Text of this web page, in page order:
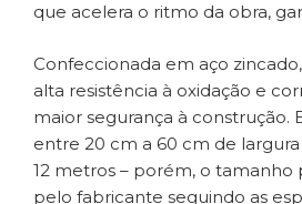
que acelera o ritmo da obra,
Confeccionada em aço
alta resistência à oxidação e
maior segurança à construção.
entre 20 cm a 60 cm de
12 metros – porém, o tamanho
pelo fabricante seguindo as